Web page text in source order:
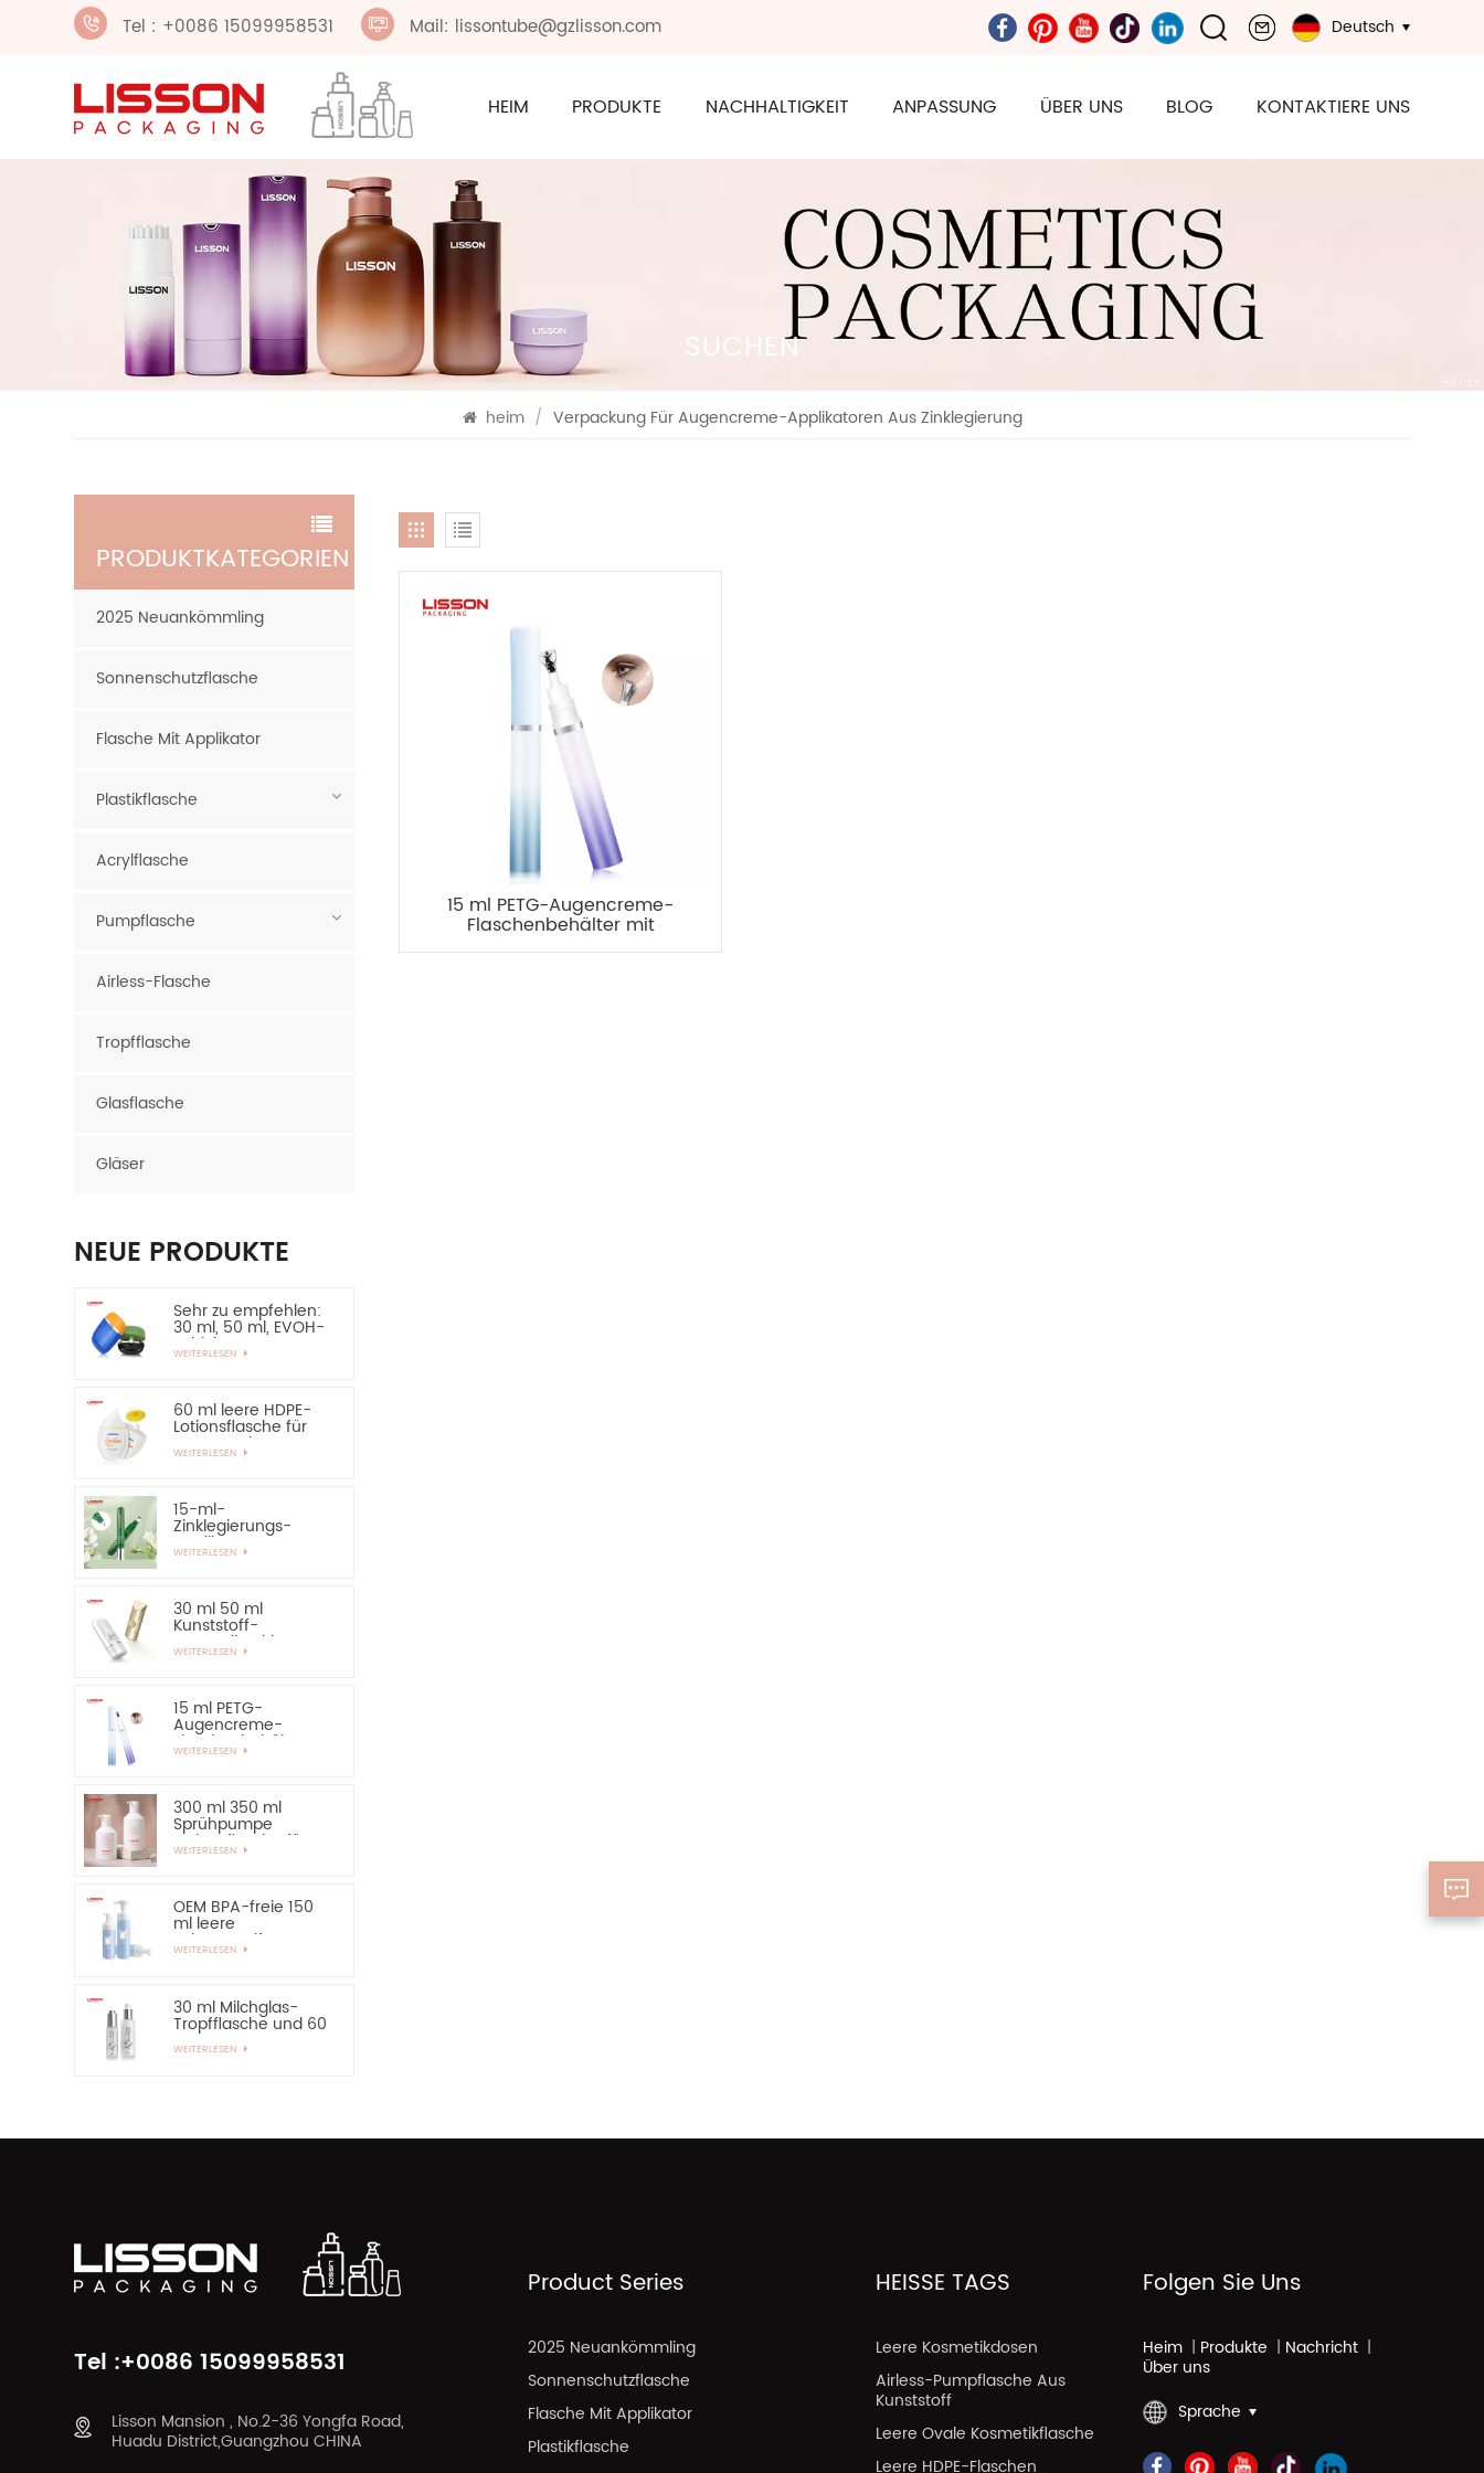
Tel : +0086 15099958531 Mail: lissontube@gzlisson.com Deutsch
HEIM PRODUKTE NACHHALTIGKEIT ANPASSUNG ÜBER UNS BLOG KONTAKTIERE UNS
SUCHEN
heim / Verpackung Für Augencreme-Applikatoren Aus Zinklegierung
15 ml PETG-Augencreme-
Flaschenbehälter mit
Applikator aus Zinklegierung
PRODUKTKATEGORIEN
2025 Neuankömmling
Sonnenschutzflasche
Flasche Mit Applikator
Plastikflasche
Acrylflasche
Pumpflasche
Airless-Flasche
Tropfflasche
Glasflasche
Gläser
NEUE PRODUKTE
Sehr zu empfehlen:
30 ml, 50 ml, EVOH-
Schicht, HDPE-
Flasche, ovale
WEITERLESEN
60 ml leere HDPE-
Lotionsflasche für
Sonnenschutz –
sehr zu empfehlen
WEITERLESEN
15-ml-
Zinklegierungs-
Applikator-Augen-
Essential-Serum-
WEITERLESEN
30 ml 50 ml
Kunststoff-
Kosmetik-Airless-
Flasche,
WEITERLESEN
15 ml PETG-
Augencreme-
Flaschenbehälter
mit Applikator aus
WEITERLESEN
300 ml 350 ml
Sprühpumpe
Lotionsflasche für
Shampoo
WEITERLESEN
OEM BPA-freie 150
ml leere
Schaumseifen-
Pumpflasche
WEITERLESEN
30 ml Milchglas-
Tropfflasche und 60
ml Pumpspray-
Glasflasche
WEITERLESEN
Tel :+0086 15099958531
Lisson Mansion , No.2-36 Yongfa Road,
Huadu District,Guangzhou CHINA
Product Series
2025 Neuankömmling
Sonnenschutzflasche
Flasche Mit Applikator
Plastikflasche
HEISSE TAGS
Leere Kosmetikdosen
Airless-Pumpflasche Aus
Kunststoff
Leere Ovale Kosmetikflasche
Leere HDPE-Flaschen
Folgen Sie Uns
Heim | Produkte | Nachricht |
Über uns
Sprache